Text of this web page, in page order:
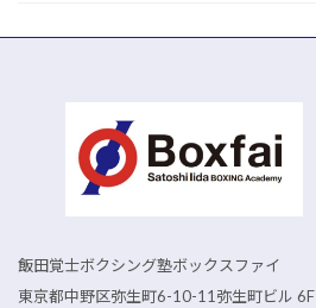
飯田覚士ボクシング塾ボックスファイ
東京都中野区弥生町6-10-11弥生町ビル 6F